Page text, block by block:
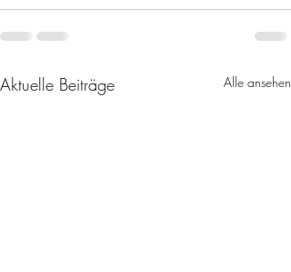
Aktuelle Beiträge Alle ansehen